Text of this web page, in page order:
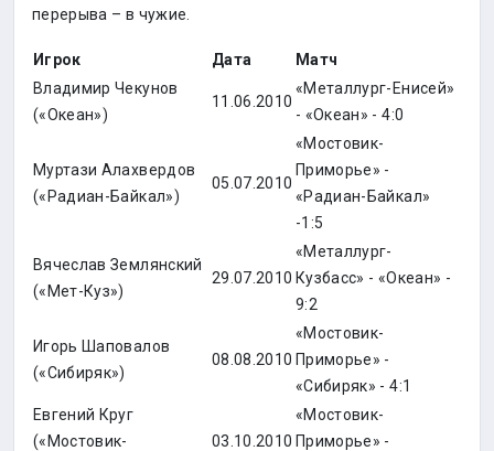
перерыва – в чужие.
Игрок Дата
Матч
Владимир Чекунов
(«Океан»)
11.06.2010
«Металлург-Енисей»
- «Океан» - 4:0
Муртази Алахвердов
(«Радиан-Байкал»)
05.07.2010
«Мостовик-
Приморье» -
«Радиан-Байкал»
-1:5
Вячеслав Землянский
(«Мет-Куз»)
29.07.2010
«Металлург-
Кузбасс» - «Океан» -
9:2
Игорь Шаповалов
(«Сибиряк»)
08.08.2010
«Мостовик-
Приморье» -
«Сибиряк» - 4:1
Евгений Круг
(«Мостовик-
03.10.2010
«Мостовик-
Приморье» -